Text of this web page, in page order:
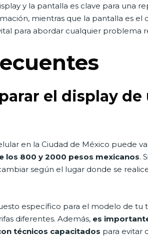
y la pantalla es clave para una
mientras que la pantalla es
para abordar cualquier problema
el display
en la Ciudad de México puede
los 800 y 2000 pesos mexicanos.
según el lugar donde se
específico para el modelo de tu
diferentes. Además, es
técnicos capacitados para evitar